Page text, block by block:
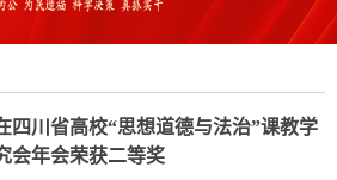
四川省高校“思想道德与法治”课教学
会年会荣获二等奖